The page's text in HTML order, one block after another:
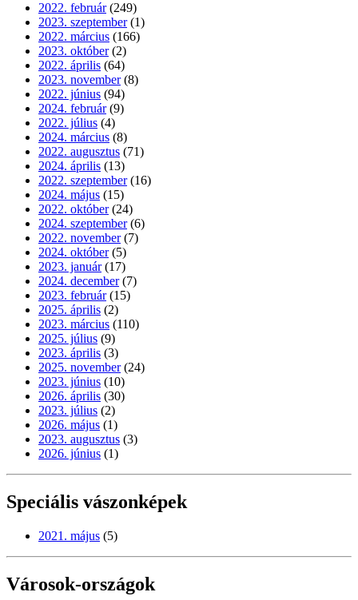
2022. február (249)
2023. szeptember (1)
2022. március (166)
2023. október (2)
2022. április (64)
2023. november (8)
2022. június (94)
2024. február (9)
2022. július (4)
2024. március (8)
2022. augusztus (71)
2024. április (13)
2022. szeptember (16)
2024. május (15)
2022. október (24)
2024. szeptember (6)
2022. november (7)
2024. október (5)
2023. január (17)
2024. december (7)
2023. február (15)
2025. április (2)
2023. március (110)
2025. július (9)
2023. április (3)
2025. november (24)
2023. június (10)
2026. április (30)
2023. július (2)
2026. május (1)
2023. augusztus (3)
2026. június (1)
Speciális vászonképek
2021. május (5)
Városok-országok